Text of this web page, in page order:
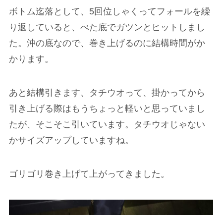
ボトム迄落として、5回位しゃくってフォールを繰
り返していると、べた底でガツンとヒットしまし
た。沖の底なので、巻き上げるのに結構時間がか
かります。
あと結構引きます、タチウオって、掛かってから
引き上げる際はもうちょっと軽いと思っていまし
たが、そこそこ引いています。タチウオじゃない
かサイズアップしていますね。
ゴリゴリ巻き上げて上がってきました。